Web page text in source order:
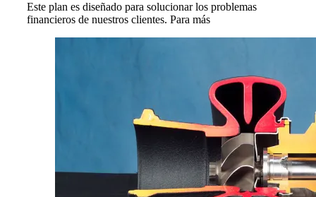
Este plan es diseñado para solucionar los problemas
financieros de nuestros clientes. Para más